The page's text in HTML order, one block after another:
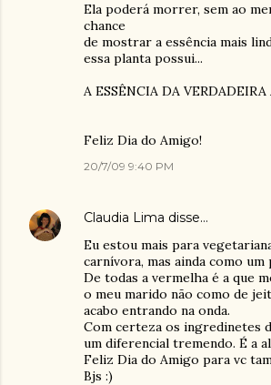
Ela poderá morrer, sem ao
chance
de mostrar a essência mais
essa planta possui...
A ESSÊNCIA DA
Feliz Dia do Amigo!
20/7/09 9:40 PM
Claudia Lima disse…
Eu estou mais para
carnívora, mas ainda como um
De todas a vermelha é a que
o meu marido não como de
acabo entrando na onda.
Com certeza os ingredinetes
um diferencial tremendo. É a
Feliz Dia do Amigo para vc
Bjs :)